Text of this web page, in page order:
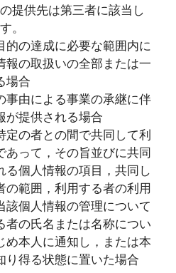
提供先は第三者に該当し
。
的の達成に必要な範囲内に
報の取扱いの全部または一
場合
事由による事業の承継に伴
が提供される場合
定の者との間で共同して利
あって，その旨並びに共同
る個人情報の項目，共同し
の範囲，利用する者の利用
該個人情報の管理について
者の氏名または名称につい
め本人に通知し，または本
り得る状態に置いた場合